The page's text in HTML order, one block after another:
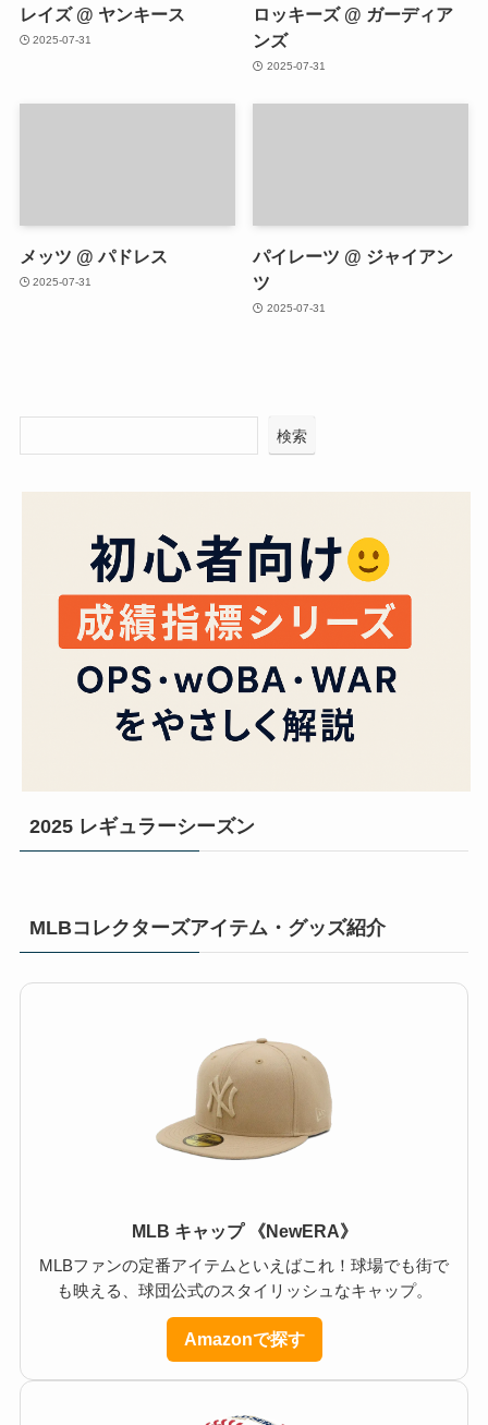
レイズ @ ヤンキース
2025-07-31
ロッキーズ @ ガーディア
ンズ
2025-07-31
メッツ @ パドレス
2025-07-31
パイレーツ @ ジャイアン
ツ
2025-07-31
検索
2025 レギュラーシーズン
MLBコレクターズアイテム・グッズ紹介
MLB キャップ 《NewERA》
MLBファンの定番アイテムといえばこれ！球場でも街で
も映える、球団公式のスタイリッシュなキャップ。
Amazonで探す